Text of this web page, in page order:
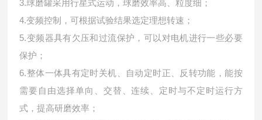
3.球磨罐采用行星式运动，球磨效率高、粒度细；
4.变频控制，可根据试验结果选定理想转速；
5.变频器具有欠压和过流保护，可以对电机进行一些必要
保护；
6.整体一体具有定时关机、自动定时正、反转功能，能按
需要自由选择单向、交替、连续、定时与不定时运行方
式，提高研磨效率；